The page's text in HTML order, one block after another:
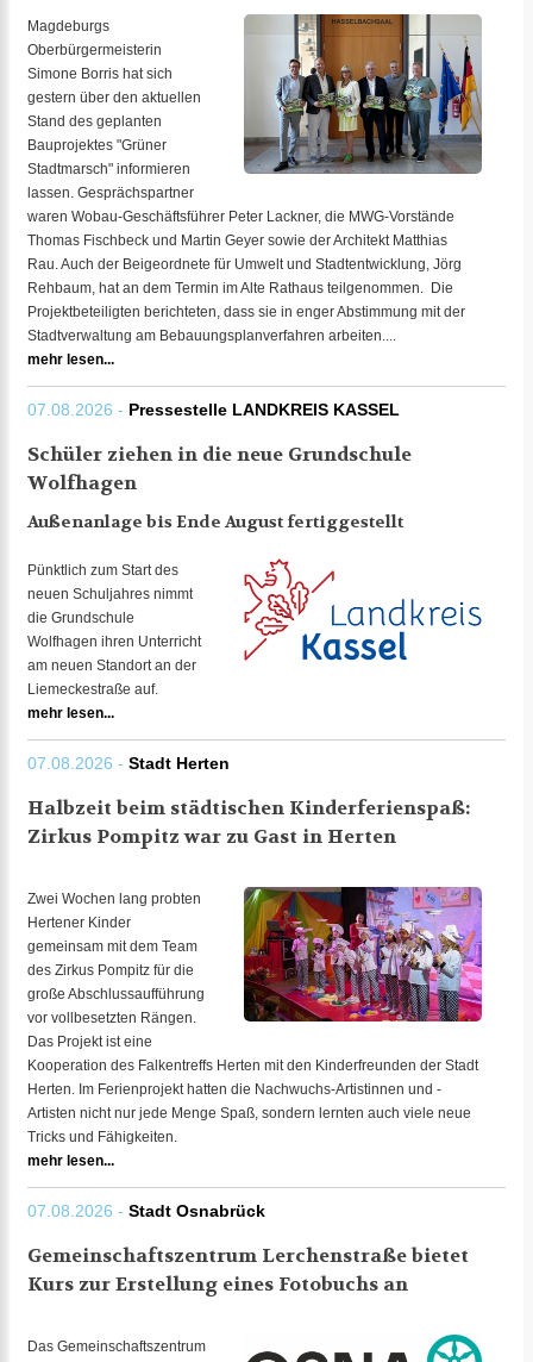
Magdeburgs
Oberbürgermeisterin
Simone Borris hat sich
gestern über den aktuellen
Stand des geplanten
Bauprojektes "Grüner
Stadtmarsch" informieren
lassen. Gesprächspartner
waren Wobau-Geschäftsführer Peter Lackner, die MWG-Vorstände
Thomas Fischbeck und Martin Geyer sowie der Architekt Matthias
Rau. Auch der Beigeordnete für Umwelt und Stadtentwicklung, Jörg
Rehbaum, hat an dem Termin im Alte Rathaus teilgenommen. Die
Projektbeteiligten berichteten, dass sie in enger Abstimmung mit der
Stadtverwaltung am Bebauungsplanverfahren arbeiten....
mehr lesen...
07.08.2026 - Pressestelle LANDKREIS KASSEL
Schüler ziehen in die neue Grundschule
Wolfhagen
Außenanlage bis Ende August fertiggestellt
Pünktlich zum Start des
neuen Schuljahres nimmt
die Grundschule
Wolfhagen ihren Unterricht
am neuen Standort an der
Liemeckestraße auf.
mehr lesen...
07.08.2026 - Stadt Herten
Halbzeit beim städtischen Kinderferienspaß:
Zirkus Pompitz war zu Gast in Herten
Zwei Wochen lang probten
Hertener Kinder
gemeinsam mit dem Team
des Zirkus Pompitz für die
große Abschlussaufführung
vor vollbesetzten Rängen.
Das Projekt ist eine
Kooperation des Falkentreffs Herten mit den Kinderfreunden der Stadt
Herten. Im Ferienprojekt hatten die Nachwuchs-Artistinnen und -
Artisten nicht nur jede Menge Spaß, sondern lernten auch viele neue
Tricks und Fähigkeiten.
mehr lesen...
07.08.2026 - Stadt Osnabrück
Gemeinschaftszentrum Lerchenstraße bietet
Kurs zur Erstellung eines Fotobuchs an
Das Gemeinschaftszentrum